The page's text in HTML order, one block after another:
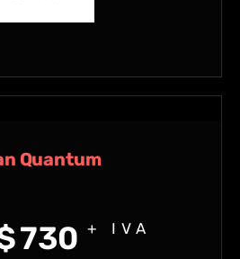
Quantum
730 + IVA